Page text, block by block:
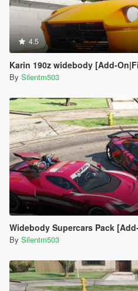
4.5
Karin 190z widebody [Add-
By Silentm503
Widebody Supercars Pack
By Silentm503